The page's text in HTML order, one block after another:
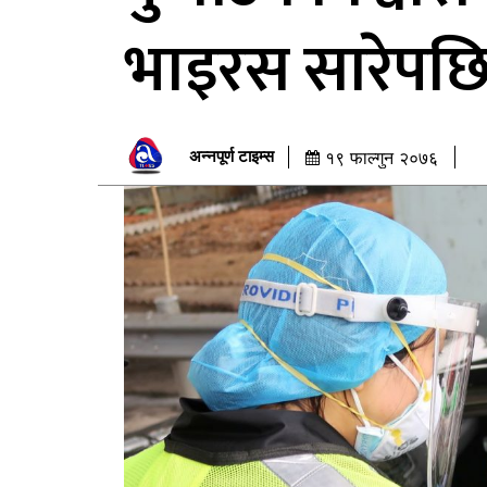
भाइरस
अन्नपूर्ण टाइम्स १९ फाल्गुन २०७६